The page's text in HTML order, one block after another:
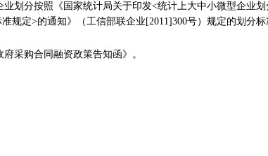
分按照《国家统计局关于印发<统计上大中小微型企业
规定>的通知》（工信部联企业[2011]300号）规定的划分
采购合同融资政策告知函》。